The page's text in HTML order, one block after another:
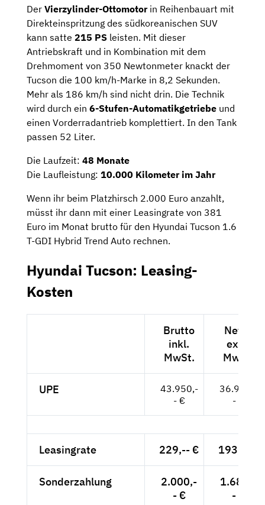
Der Vierzylinder-Ottomotorin Reihenbauart mit
Direkteinspritzung des südkoreanischen SUV
kann satte 215 PS leisten. Mit dieser
Antriebskraft und in Kombination mit dem
Drehmoment von 350 Newtonmeter knackt der
Tucson die 100 km/h-Marke in 8,2 Sekunden.
Mehr als 186 km/h sind nicht drin. Die Technik
wird durch ein 6-Stufen-Automatikgetriebe und
einen Vorderradantrieb komplettiert. In den Tank
passen 52 Liter.
Die Laufzeit: 48 Monate
Die Laufleistung: 10.000 Kilometer im Jahr
Wenn ihr beim Platzhirsch 2.000 Euro anzahlt,
müsst ihr dann mit einer Leasingrate von 381
Euro im Monat brutto für den Hyundai Tucson 1.6
T-GDI Hybrid Trend Auto rechnen.
Hyundai Tucson: Leasing-
Kosten
Brutto
inkl.
MwSt.
Netto
exkl.
MwSt.
UPE
43.950,-
- €
36.933,-
- €
Leasingrate 229,-- € 193,-- €
Sonderzahlung
2.000,-
- €
1.681,-
- €